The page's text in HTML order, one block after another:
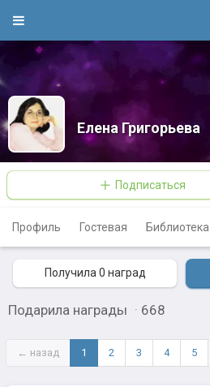
Елена Григорьева
Подписаться
Профиль Гостевая Библиотека
Получила 0 наград
Подарила награды · 668
← назад 1 2 3 4 5